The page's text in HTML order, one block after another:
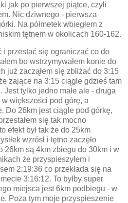
jak po pierwszej piątce, czyli
Nic dziwnego - pierwsza
Na półmetek wbiegłem z
tętnem w okolicach 160-162.
i przestać się ograniczać co do
bo wstrzymywałem konie do
już zacząłem się zbliżać do 3:15
zające na 3:15 ciągle gdzieś tam
Jest tylko jedno małe ale - druga
w większości pod górę, a
Do 26km jest ciągle pod górkę,
się tak mocno
efekt był tak że do 25km
wzrósł i tętno zaczęło
26km są 4km zbiegu do 30km i w
że przyspieszyłem i
2:19:36 co przekłada się na
3:16:12. To byłby super
miejsca jest 6km podbiegu - w
Poza tym moje przyspieszenie